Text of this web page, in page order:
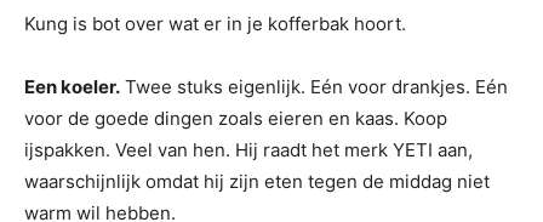
Kung is bot over wat er in je kofferbak hoort.
Een koeler. Twee stuks eigenlijk. Eén voor drankjes. Eén
voor de goede dingen zoals eieren en kaas. Koop
ijspakken. Veel van hen. Hij raadt het merk YETI aan,
waarschijnlijk omdat hij zijn eten tegen de middag niet
warm wil hebben.